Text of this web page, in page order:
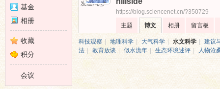
›
发送消息
https://blog.sciencenet.cn/?350729
主题
博文 相册 留言板
科技观察 地理科学 大气科学 水文科学
建议
法
教育放谈 似水流年 生态环境述评 人物沧
基金
相册
收藏
积分
会议